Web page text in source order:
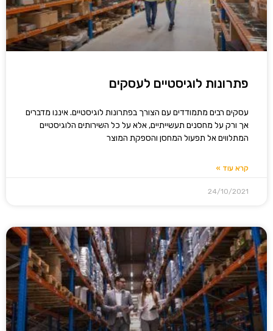
פתרונות לוגיסטיים לעסקים
עסקים רבים מתמודדים עם הצורך בפתרונות לוגיסטיים. איננו מדברים
אך ורק על מחסנים תעשייתיים, אלא על כל השירותים הלוגיסטיים
המתלווים אל תפעול המחסן והספקת המוצר
קרא עוד »
24/10/2021